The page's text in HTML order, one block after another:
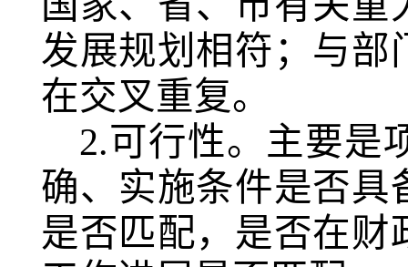
发展规划相符；与部
在交叉重复。
2.可行性。主要是
确、实施条件是否具
是否匹配，是否在财